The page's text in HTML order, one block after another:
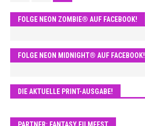
FOLGE NEON ZOMBIE® AUF FACEBOOK!
FOLGE NEON MIDNIGHT® AUF FACEBOOK!
DIE AKTUELLE PRINT-AUSGABE!